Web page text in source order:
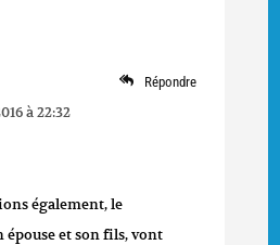
à 22:32
Répondre
également, le
épouse et son fils, vont